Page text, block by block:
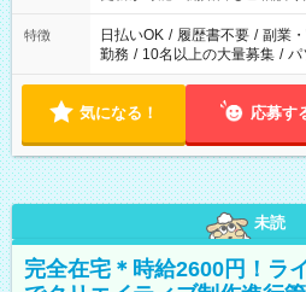
特徴 日払いOK / 履歴書不要 / 副業
勤務 / 10名以上の大量募集 / パ
気になる！ 応募す
未読
完全在宅＊時給2600円！ラ